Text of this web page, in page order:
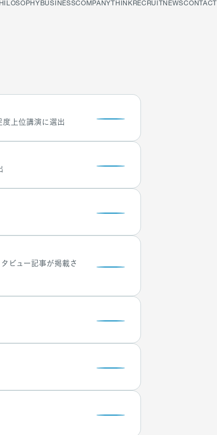
BUSINESSCOMPANY THINKRECRUIT NEWSCONTACT
上位講演に選出
ビュー記事が掲載さ